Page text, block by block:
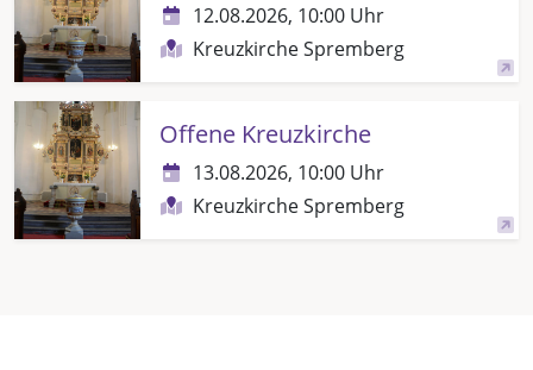
12.08.2026, 10:00 Uhr
Kreuzkirche Spremberg
Offene Kreuzkirche
13.08.2026, 10:00 Uhr
Kreuzkirche Spremberg